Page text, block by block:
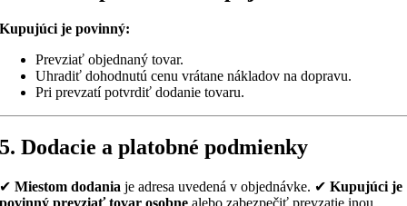
Kupujúci je povinný:
Prevziať objednaný tovar.
Uhradiť dohodnutú cenu vrátane nákladov na dopravu.
Pri prevzatí potvrdiť dodanie tovaru.
5. Dodacie a platobné podmienky
✔Miestom dodania je adresa uvedená v objednávke. ✔Kupujúci je
povinný prevziať tovar osobne alebo zabezpečiť prevzatie inou